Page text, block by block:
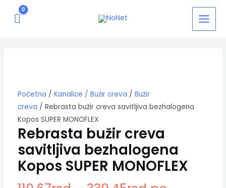
MAIN
MENU
Početna / Kanalice / Bužir creva / Bužir
creva / Rebrasta bužir creva savitljiva bezhalogena
Kopos SUPER MONOFLEX
Rebrasta bužir creva
savitljiva bezhalogena
Kopos SUPER MONOFLEX
Kopos
SUPER
MONOFLEX
količina